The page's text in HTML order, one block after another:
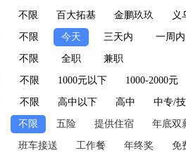
不限 百大拓基 金鹏玖玖 义
不限 今天 三天内 一周内
不限 全职 兼职
不限 1000元以下 1000-2000元
不限 高中以下 高中 中专/
不限 五险 提供住宿 年底双
班车接送 工作餐 年终奖 免